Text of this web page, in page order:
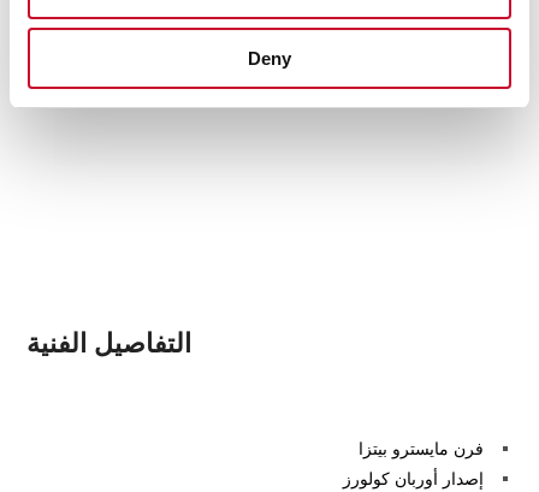
Deny
التفاصيل الفنية
فرن مايسترو بيتزا
إصدار أوربان كولورز